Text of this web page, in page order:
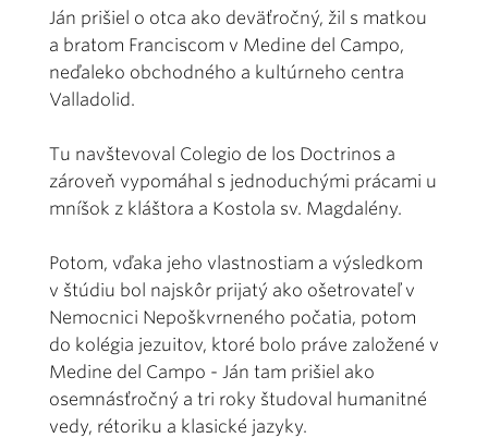
Ján prišiel o otca ako deväťročný, žil s matkou
a bratom Franciscom v Medine del Campo,
neďaleko obchodného a kultúrneho centra
Valladolid.
Tu navštevoval Colegio de los Doctrinos a
zároveň vypomáhal s jednoduchými prácami u
mníšok z kláštora a Kostola sv. Magdalény.
Potom, vďaka jeho vlastnostiam a výsledkom
v štúdiu bol najskôr prijatý ako ošetrovateľ v
Nemocnici Nepoškvrneného počatia, potom
do kolégia jezuitov, ktoré bolo práve založené v
Medine del Campo - Ján tam prišiel ako
osemnásťročný a tri roky študoval humanitné
vedy, rétoriku a klasické jazyky.